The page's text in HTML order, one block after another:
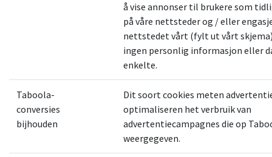
å vise annonser til brukere som
på våre nettsteder og / eller
nettstedet vårt (fylt ut vårt
ingen personlig informasjon eller
enkelte.
Taboola-
conversies
bijhouden
Dit soort cookies meten
optimaliseren het verbruik van
advertentiecampagnes die op
weergegeven.